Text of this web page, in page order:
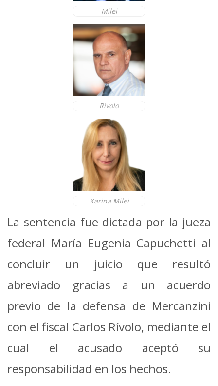
Milei
Rivolo
Karina Milei
La sentencia fue dictada por la jueza
federal María Eugenia Capuchetti al
concluir un juicio que resultó
abreviado gracias a un acuerdo
previo de la defensa de Mercanzini
con el fiscal Carlos Rívolo, mediante el
cual el acusado aceptó su
responsabilidad en los hechos.